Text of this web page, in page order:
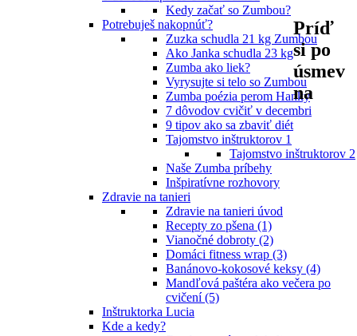
Kedy začať so Zumbou?
Potrebuješ nakopnúť?
Zuzka schudla 21 kg Zumbou
Ako Janka schudla 23 kg
Zumba ako liek?
Vyrysujte si telo so Zumbou
Zumba poézia perom Hanky
7 dôvodov cvičiť v decembri
9 tipov ako sa zbaviť diét
Tajomstvo inštruktorov 1
Tajomstvo inštruktorov 2
Naše Zumba príbehy
Inšpiratívne rozhovory
Zdravie na tanieri
Zdravie na tanieri úvod
Recepty zo pšena (1)
Vianočné dobroty (2)
Domáci fitness wrap (3)
Banánovo-kokosové keksy (4)
Mandľová paštéra ako večera po
cvičení (5)
Inštruktorka Lucia
Kde a kedy?
Príď
si po
úsmev
na